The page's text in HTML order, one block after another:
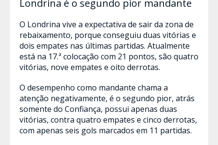
Londrina é o segundo pior mandante
O Londrina vive a expectativa de sair da zona de
rebaixamento, porque conseguiu duas vitórias e
dois empates nas últimas partidas. Atualmente
está na 17.ª colocação com 21 pontos, são quatro
vitórias, nove empates e oito derrotas.
O desempenho como mandante chama a
atenção negativamente, é o segundo pior, atrás
somente do Confiança, possui apenas duas
vitórias, contra quatro empates e cinco derrotas,
com apenas seis gols marcados em 11 partidas.